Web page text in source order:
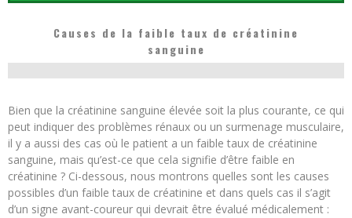
Causes de la faible taux de créatinine
sanguine
Bien que la créatinine sanguine élevée soit la plus courante, ce qui
peut indiquer des problèmes rénaux ou un surmenage musculaire,
il y a aussi des cas où le patient a un faible taux de créatinine
sanguine, mais qu’est-ce que cela signifie d’être faible en
créatinine ? Ci-dessous, nous montrons quelles sont les causes
possibles d’un faible taux de créatinine et dans quels cas il s’agit
d’un signe avant-coureur qui devrait être évalué médicalement :